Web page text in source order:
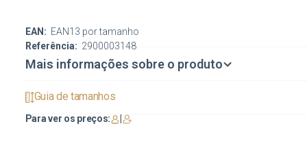
Referência: 2900003148
EAN: EAN13 por tamanho
Mais informações sobre o produto
Guia de tamanhos
Para ver os preços: